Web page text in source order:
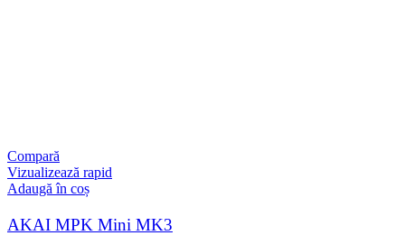
Compară
Vizualizează rapid
Adaugă în coș
AKAI MPK Mini MK3